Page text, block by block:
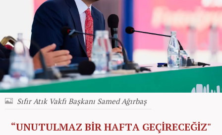
Sıfır Atık Vakfı Başkanı Samed Ağırbaş
“UNUTULMAZ BİR HAFTA GEÇİRECEĞİZ"